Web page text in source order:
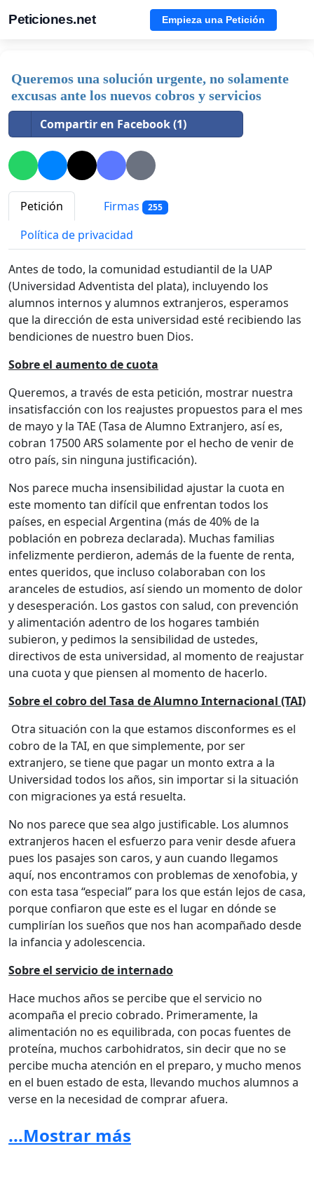
Peticiones.net Empieza una Petición
Queremos una solución urgente, no solamente
excusas ante los nuevos cobros y servicios
Compartir en Facebook (1)
Petición Firmas 255
Política de privacidad
Antes de todo, la comunidad estudiantil de la UAP
(Universidad Adventista del plata), incluyendo los
alumnos internos y alumnos extranjeros, esperamos
que la dirección de esta universidad esté recibiendo las
bendiciones de nuestro buen Dios.
Sobre el aumento de cuota
Queremos, a través de esta petición, mostrar nuestra
insatisfacción con los reajustes propuestos para el mes
de mayo y la TAE (Tasa de Alumno Extranjero, así es,
cobran 17500 ARS solamente por el hecho de venir de
otro país, sin ninguna justificación).
Nos parece mucha insensibilidad ajustar la cuota en
este momento tan difícil que enfrentan todos los
países, en especial Argentina (más de 40% de la
población en pobreza declarada). Muchas familias
infelizmente perdieron, además de la fuente de renta,
entes queridos, que incluso colaboraban con los
aranceles de estudios, así siendo un momento de dolor
y desesperación. Los gastos con salud, con prevención
y alimentación adentro de los hogares también
subieron, y pedimos la sensibilidad de ustedes,
directivos de esta universidad, al momento de reajustar
una cuota y que piensen al momento de hacerlo.
Sobre el cobro del Tasa de Alumno Internacional (TAI)
Otra situación con la que estamos disconformes es el
cobro de la TAI, en que simplemente, por ser
extranjero, se tiene que pagar un monto extra a la
Universidad todos los años, sin importar si la situación
con migraciones ya está resuelta.
No nos parece que sea algo justificable. Los alumnos
extranjeros hacen el esfuerzo para venir desde afuera
pues los pasajes son caros, y aun cuando llegamos
aquí, nos encontramos con problemas de xenofobia, y
con esta tasa “especial” para los que están lejos de casa,
porque confiaron que este es el lugar en dónde se
cumplirían los sueños que nos han acompañado desde
la infancia y adolescencia.
Sobre el servicio de internado
Hace muchos años se percibe que el servicio no
acompaña el precio cobrado. Primeramente, la
alimentación no es equilibrada, con pocas fuentes de
proteína, muchos carbohidratos, sin decir que no se
percibe mucha atención en el preparo, y mucho menos
en el buen estado de esta, llevando muchos alumnos a
verse en la necesidad de comprar afuera.
La higiene de los hogares, electricidad y servicio de
internet es lamentable. El servicio de lavadero, donde
...Mostrar más